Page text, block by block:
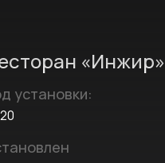
«Инжир»
установки: